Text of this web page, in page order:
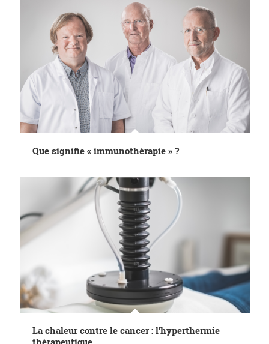
Que signifie « immunothérapie » ?
La chaleur contre le cancer : l'hyperthermie